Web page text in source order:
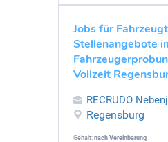
Jobs für
Stellenangebote
Vollzeit
RECRUDO
Regensburg
Gehalt: nach Vereinbarung